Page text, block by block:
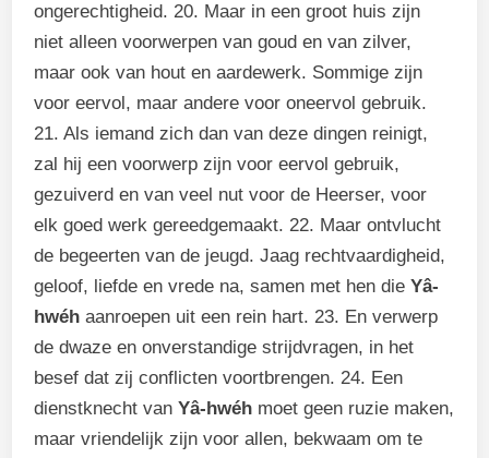
ongerechtigheid. 20. Maar in een groot huis zijn
niet alleen voorwerpen van goud en van zilver,
maar ook van hout en aardewerk. Sommige zijn
voor eervol, maar andere voor oneervol gebruik.
21. Als iemand zich dan van deze dingen reinigt,
zal hij een voorwerp zijn voor eervol gebruik,
gezuiverd en van veel nut voor de Heerser, voor
elk goed werk gereedgemaakt. 22. Maar ontvlucht
de begeerten van de jeugd. Jaag rechtvaardigheid,
geloof, liefde en vrede na, samen met hen dieYâ-
hwéh aanroepen uit een rein hart. 23. En verwerp
de dwaze en onverstandige strijdvragen, in het
besef dat zij conflicten voortbrengen. 24. Een
dienstknecht vanYâ-hwéh moet geen ruzie maken,
maar vriendelijk zijn voor allen, bekwaam om te